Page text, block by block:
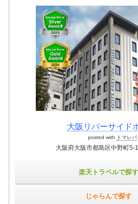
大阪リバーサイド
posted with トマレバ
大阪府大阪市都島区中野町5-
楽天トラベルで探す
じゃらんで探す